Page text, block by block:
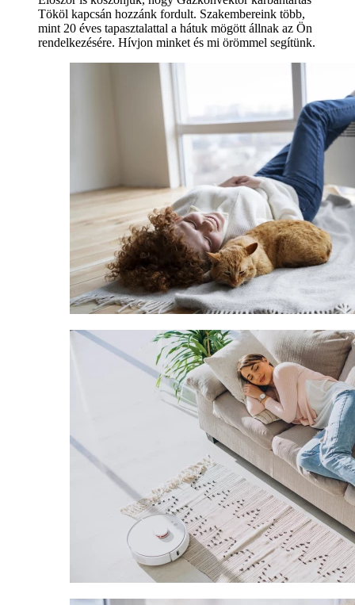
Tököl kapcsán hozzánk fordult. Szakembereink több,
mint 20 éves tapasztalattal a hátuk mögött állnak az Ön
rendelkezésére. Hívjon minket és mi örömmel segítünk.